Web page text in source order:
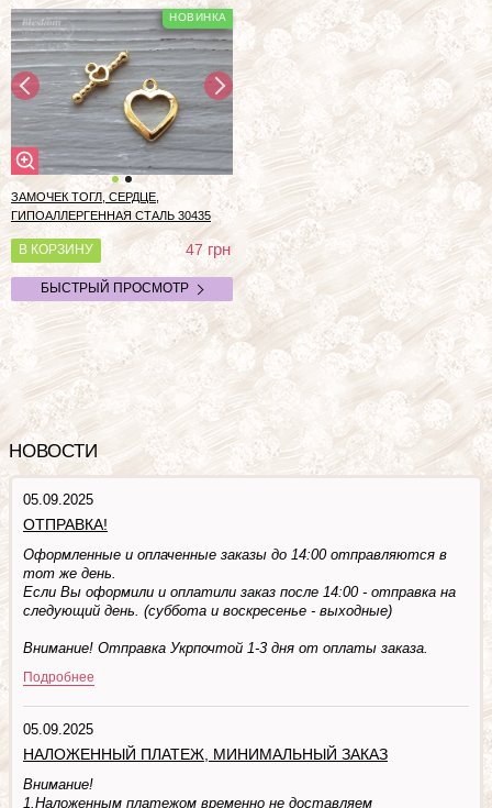
ЗАМОЧЕК ТОГЛ, СЕРДЦЕ,
ГИПОАЛЛЕРГЕННАЯ СТАЛЬ 30435
В КОРЗИНУ 47грн
БЫСТРЫЙ ПРОСМОТР
НОВОСТИ
05.09.2025
ОТПРАВКА!
Оформленные и оплаченные заказы до 14:00 отправляются в
тот же день.
Если Вы оформили и оплатили заказ после 14:00 - отправка на
следующий день. (суббота и воскресенье - выходные)
Внимание! Отправка Укрпочтой 1-3 дня от оплаты заказа.
Подробнее
05.09.2025
НАЛОЖЕННЫЙ ПЛАТЕЖ, МИНИМАЛЬНЫЙ ЗАКАЗ
Внимание!
1.Наложенным платежом временно не доставляем